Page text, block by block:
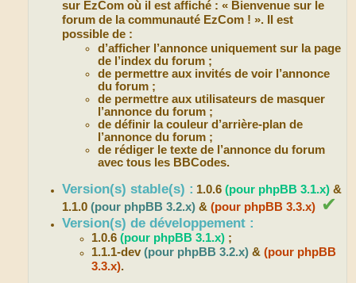
sur EzCom où il est affiché : « Bienvenue sur le
forum de la communauté EzCom ! ». Il est
possible de :
d’afficher l’annonce uniquement sur la page
de l’index du forum ;
de permettre aux invités de voir l’annonce
du forum ;
de permettre aux utilisateurs de masquer
l’annonce du forum ;
de définir la couleur d’arrière-plan de
l’annonce du forum ;
de rédiger le texte de l’annonce du forum
avec tous les BBCodes.
Version(s) stable(s) : 1.0.6(pour phpBB 3.1.x) &
1.1.0(pour phpBB 3.2.x) &(pour phpBB 3.3.x) ✔
Version(s) de développement :
1.0.6(pour phpBB 3.1.x) ;
1.1.1-dev(pour phpBB 3.2.x) &(pour phpBB
3.3.x).